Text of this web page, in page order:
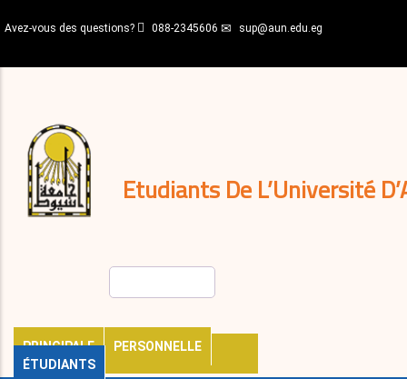
au
principal
Avez-vous des questions? 088-2345606 sup@aun.edu.eg
Etudiants De L’Université
PRINCIPALE
PERSONNELLE
ÉTUDIANTS
décisions
Expatriés
Journal